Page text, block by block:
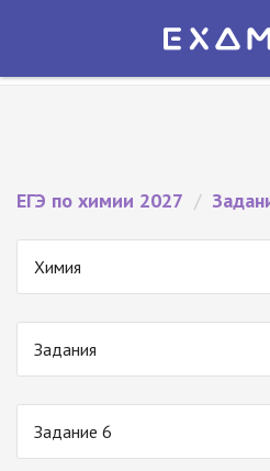
Экзамер — ЕГЭ 2027
ЕГЭ по химии 2027 /
Химия
Задания
Задание 6